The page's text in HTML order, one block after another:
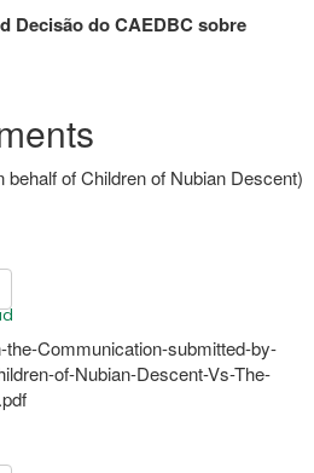
Decisão do CAEDBC sobre
behalf of Children of Nubian Descent)
Communication-submitted-by-
of-Nubian-Descent-Vs-The-